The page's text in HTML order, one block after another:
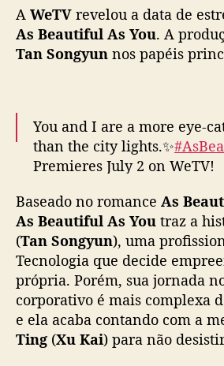
A WeTV revelou a data de
As Beautiful As You. A
Tan Songyun nos papéis
You and I are a more eye-
than the city lights.✨
Premieres July 2 on WeTV!
Starring#TanSongyun
#谭松韵 #许凯 #WeTV
pic.twitter.com/705ghnTSe6
— WeTV.Official
2024
Baseado no romance As
As Beautiful As You traz a
(Tan Songyun), uma
Tecnologia que decide
própria. Porém, sua jornada
corporativo é mais complexa
e ela acaba contando com a
Ting (Xu Kai) para não